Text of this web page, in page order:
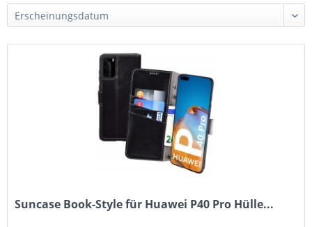
Suncase Book-Style für Huawei P40 Pro Hülle...